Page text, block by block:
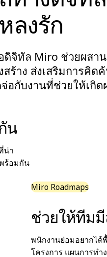
หลงรัก
จิทัล Miro ช่วยผสา
ร้าง ส่งเสริมการคิด
กับงานที่ช่วยให้เกิด
น
น่า
พร้อมกัน
Miro Roadmaps
ช่วยให้ทีม
พนักงานย่อมอยากได้
โครงการ แผนการทำ